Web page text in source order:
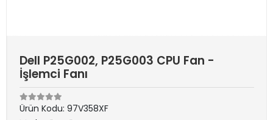
Dell P25G002, P25G003 CPU Fan -
İşlemci Fanı
Ürün Kodu: 97V358XF